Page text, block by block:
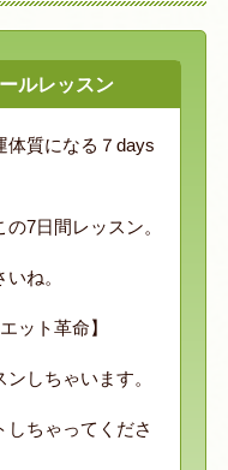
ルレッスン
体質になる７days
7日間レッスン。
ね。
ット革命】
しちゃいます。
しちゃってくださ